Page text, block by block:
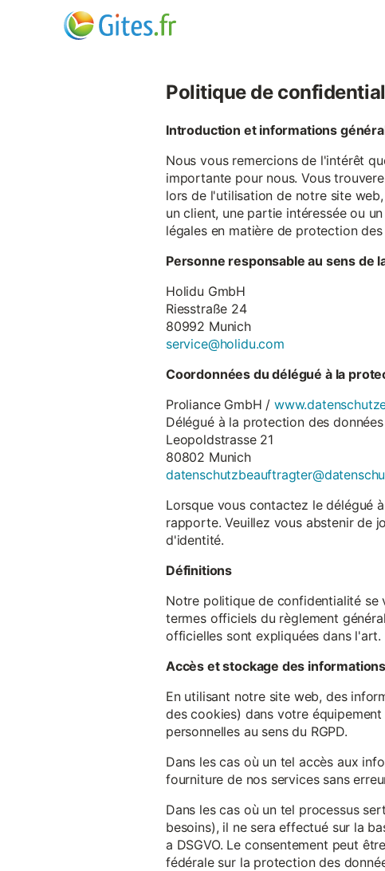
Politique de
Introduction et informations
Nous vous remercions de l'intérêt
importante pour nous. Vous
lors de l'utilisation de notre site
un client, une partie intéressée ou
légales en matière de protection des
Personne responsable au sens de
Holidu GmbH
Riesstraße 24
80992 Munich
service@holidu.com
Coordonnées du délégué à la
Proliance GmbH /
Délégué à la protection des données
Leopoldstrasse 21
80802 Munich
Lorsque vous contactez le délégué
rapporte. Veuillez vous abstenir de
d'identité.
Définitions
Notre politique de confidentialité se
termes officiels du règlement
officielles sont expliquées dans l'art.
Accès et stockage des
En utilisant notre site web, des
des cookies) dans votre
personnelles au sens du RGPD.
Dans les cas où un tel accès aux
fourniture de nos services sans
Dans les cas où un tel processus
besoins), il ne sera effectué sur la
a DSGVO. Le consentement peut
fédérale sur la protection des